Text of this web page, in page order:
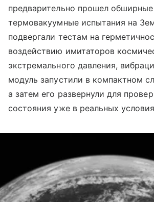
предварительно прошел обширные
термовакуумные испытания на
подвергали тестам на
воздействию имитаторов
экстремального давления,
модуль запустили в компактном
а затем его развернули для
состояния уже в реальных